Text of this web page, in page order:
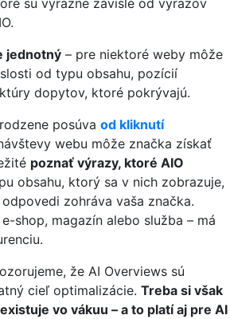
jednotný – pre niektoré weby môže
od typu obsahu, pozícií
dopytov, ktoré pokrývajú.
posúva od kliknutí
webu môže značka získať
poznať výrazy, ktoré AIO
obsahu, ktorý sa v nich zobrazuje,
zohráva vaša značka.
shop, magazín alebo služba – má
že AI Overviews sú
cieľ optimalizácie. Treba si však
vo vákuu – a to platí aj pre AI